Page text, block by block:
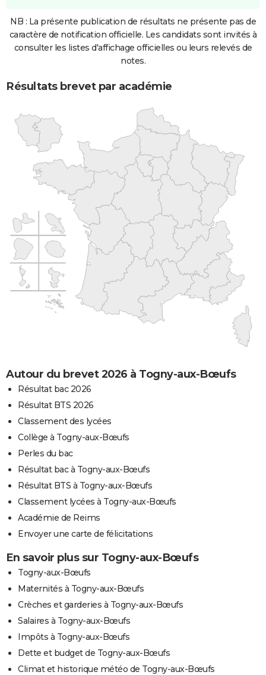
NB : La présente publication de résultats ne présente pas de
caractère de notification officielle. Les candidats sont invités à
consulter les listes d'affichage officielles ou leurs relevés de
notes.
Résultats brevet par académie
Autour du brevet 2026 à Togny-aux-Bœufs
Résultat bac 2026
Résultat BTS 2026
Classement des lycées
Collège à Togny-aux-Bœufs
Perles du bac
Résultat bac à Togny-aux-Bœufs
Résultat BTS à Togny-aux-Bœufs
Classement lycées à Togny-aux-Bœufs
Académie de Reims
Envoyer une carte de félicitations
En savoir plus sur Togny-aux-Bœufs
Togny-aux-Bœufs
Maternités à Togny-aux-Bœufs
Crèches et garderies à Togny-aux-Bœufs
Salaires à Togny-aux-Bœufs
Impôts à Togny-aux-Bœufs
Dette et budget de Togny-aux-Bœufs
Climat et historique météo de Togny-aux-Bœufs